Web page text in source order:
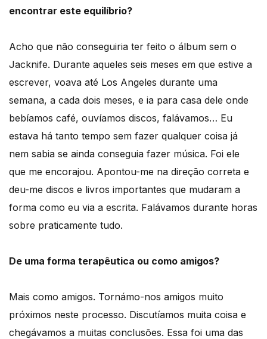
encontrar este equilíbrio?
Acho que não conseguiria ter feito o álbum sem o
Jacknife. Durante aqueles seis meses em que estive a
escrever, voava até Los Angeles durante uma
semana, a cada dois meses, e ia para casa dele onde
bebíamos café, ouvíamos discos, falávamos… Eu
estava há tanto tempo sem fazer qualquer coisa já
nem sabia se ainda conseguia fazer música. Foi ele
que me encorajou. Apontou-me na direção correta e
deu-me discos e livros importantes que mudaram a
forma como eu via a escrita. Falávamos durante horas
sobre praticamente tudo.
De uma forma terapêutica ou como amigos?
Mais como amigos. Tornámo-nos amigos muito
próximos neste processo. Discutíamos muita coisa e
chegávamos a muitas conclusões. Essa foi uma das